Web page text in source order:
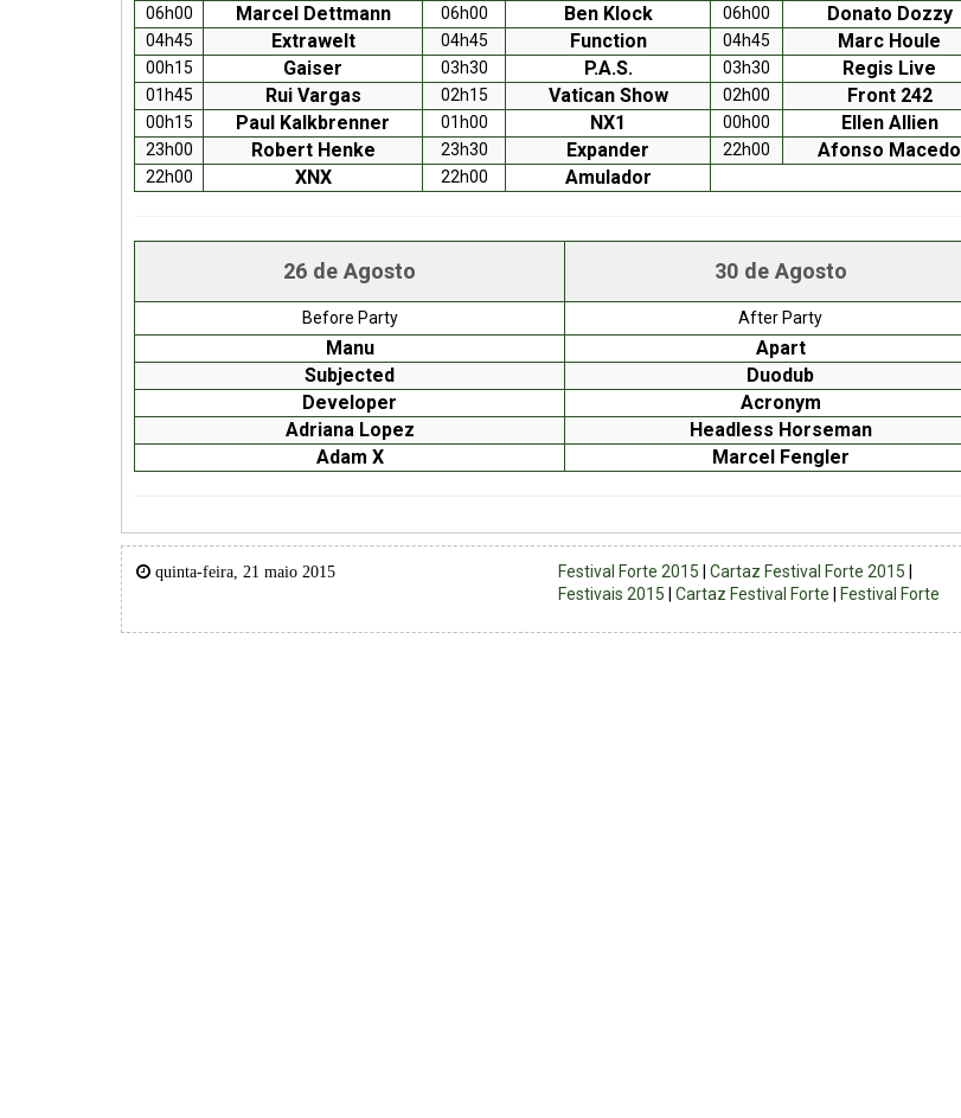
06h00 Marcel Dettmann 06h00 Ben Klock 06h00 Donato Dozzy
04h45 Extrawelt 04h45 Function 04h45 Marc Houle
00h15 Gaiser 03h30 P.A.S. 03h30 Regis Live
01h45 Rui Vargas 02h15 Vatican Show 02h00 Front 242
00h15 Paul Kalkbrenner 01h00 NX1 00h00 Ellen Allien
23h00 Robert Henke 23h30 Expander 22h00 Afonso Macedo
22h00 XNX 22h00 Amulador
26 de Agosto 30 de Agosto
Before Party After Party
Manu
Apart
Subjected
Duodub
Developer
Acronym
Adriana Lopez
Headless Horseman
Adam X
Marcel Fengler
quinta-feira, 21 maio 2015 Festival Forte 2015 |Cartaz Festival Forte 2015
Festivais 2015 |Cartaz Festival Forte Festival Forte